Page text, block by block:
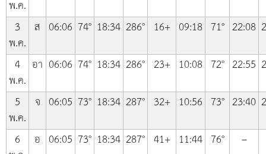
พ.ค.
3
พ.ค.
ส 06:06 74° 18:34 286° 16+ 09:18 71° 22:08
4
พ.ค.
อา 06:06 74° 18:34 286° 23+ 10:08 72° 22:55
5
พ.ค.
จ 06:05 73° 18:34 287° 32+ 10:56 73° 23:40
6
อ 06:05 73° 18:34 287° 41+ 11:44 76°
–